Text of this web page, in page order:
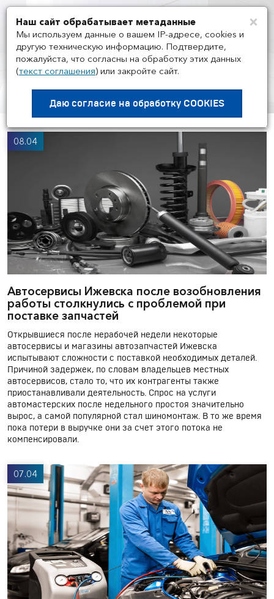
НОВОСТИ/ НОВОСТИ ГРУППЫ И
РЫНКА
08.04
Автосервисы Ижевска после возобновления
работы столкнулись с проблемой при
поставке запчастей
Открывшиеся после нерабочей недели некоторые
автосервисы и магазины автозапчастей Ижевска
испытывают сложности с поставкой необходимых деталей.
Причиной задержек, по словам владельцев местных
автосервисов, стало то, что их контрагенты также
приостанавливали деятельность. Спрос на услуги
автомастерских после недельного простоя значительно
вырос, а самой популярной стал шиномонтаж. В то же время
пока потери в выручке они за счет этого потока не
компенсировали.
07.04
×
Наш сайт обрабатывает метаданные
Мы используем данные о вашем IP-адресе, cookies и
другую техническую информацию. Подтвердите,
пожалуйста, что согласны на обработку этих данных
(текст соглашения) или закройте сайт.
Даю согласие на обработку COOKIES